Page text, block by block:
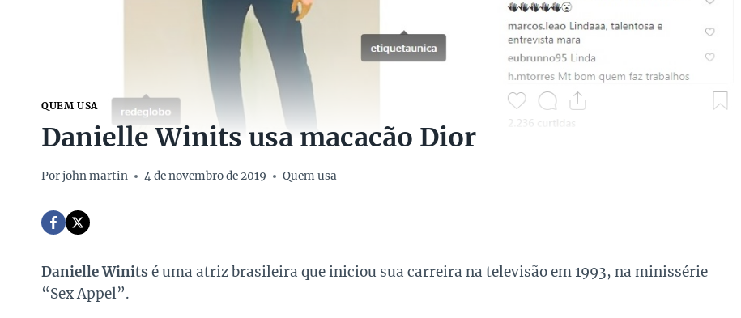
QUEM USA
Danielle Winits usa macacão Dior
Porjohn martin 4 de novembro de 2019 Quem usa
Danielle Winits é uma atriz brasileira que iniciou sua carreira na televisão em 1993, na minissérie
“Sex Appel”.